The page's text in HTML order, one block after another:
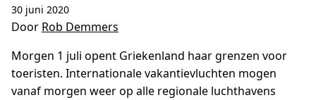
30 juni 2020
Door Rob Demmers
Morgen 1 juli opent Griekenland haar grenzen voor
toeristen. Internationale vakantievluchten mogen
vanaf morgen weer op alle regionale luchthavens